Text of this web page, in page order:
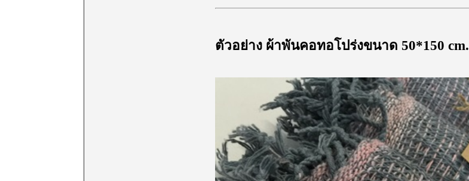
ตัวอย่าง ผ้าพันคอทอโปร่งขนาด 50*150 cm.